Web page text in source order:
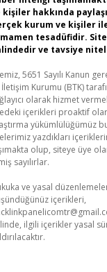
kişiler hakkında
kurum ve kişiler
tesadüfidir.
ve tavsiye
5651 Sayılı Kanun
Kurumu (BTK)
olarak hizmet
içerikleri proaktif
yükümlülüğümüz
yazdıkları
olup, siteye üye
sayılırlar.
ve yasal
içerikleri,
ilgili içerikler yasal